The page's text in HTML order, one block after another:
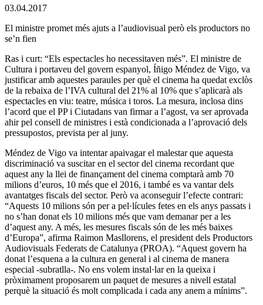
03.04.2017
El ministre promet més ajuts a l’audiovisual però els productors no
se’n fien
Ras i curt: “Els espectacles ho necessitaven més”. El ministre de
Cultura i portaveu del govern espanyol, Íñigo Méndez de Vigo, va
justificar amb aquestes paraules per què el cinema ha quedat exclòs
de la rebaixa de l’IVA cultural del 21% al 10% que s’aplicarà als
espectacles en viu: teatre, música i toros. La mesura, inclosa dins
l’acord que el PP i Ciutadans van firmar a l’agost, va ser aprovada
ahir pel consell de ministres i està condicionada a l’aprovació dels
pressupostos, prevista per al juny.
Méndez de Vigo va intentar apaivagar el malestar que aquesta
discriminació va suscitar en el sector del cinema recordant que
aquest any la llei de finançament del cinema comptarà amb 70
milions d’euros, 10 més que el 2016, i també es va vantar dels
avantatges fiscals del sector. Però va aconseguir l’efecte contrari:
“Aquests 10 milions són per a pel·lícules fetes en els anys passats i
no s’han donat els 10 milions més que vam demanar per a les
d’aquest any. A més, les mesures fiscals són de les més baixes
d’Europa”, afirma Raimon Masllorens, el president dels Productors
Audiovisuals Federats de Catalunya (PROA). “Aquest govern ha
donat l’esquena a la cultura en general i al cinema de manera
especial -subratlla-. No ens volem instal·lar en la queixa i
pròximament proposarem un paquet de mesures a nivell estatal
perquè la situació és molt complicada i cada any anem a mínims”.